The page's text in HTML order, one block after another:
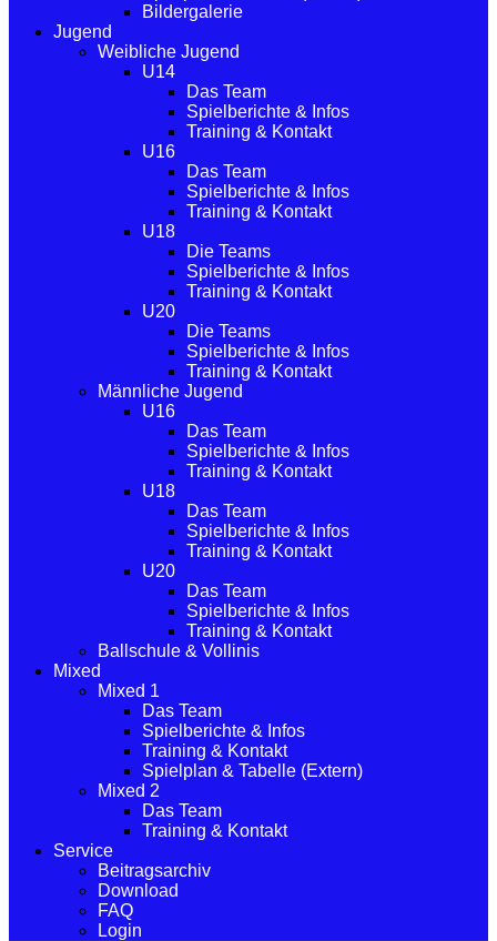
Bildergalerie
Jugend
Weibliche Jugend
U14
Das Team
Spielberichte & Infos
Training & Kontakt
U16
Das Team
Spielberichte & Infos
Training & Kontakt
U18
Die Teams
Spielberichte & Infos
Training & Kontakt
U20
Die Teams
Spielberichte & Infos
Training & Kontakt
Männliche Jugend
U16
Das Team
Spielberichte & Infos
Training & Kontakt
U18
Das Team
Spielberichte & Infos
Training & Kontakt
U20
Das Team
Spielberichte & Infos
Training & Kontakt
Ballschule & Vollinis
Mixed
Mixed 1
Das Team
Spielberichte & Infos
Training & Kontakt
Spielplan & Tabelle (Extern)
Mixed 2
Das Team
Training & Kontakt
Service
Beitragsarchiv
Download
FAQ
Login